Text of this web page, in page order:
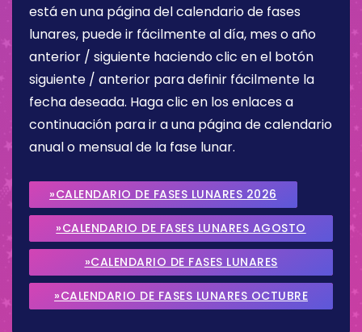
está en una página del calendario de fases
lunares, puede ir fácilmente al día, mes o año
anterior / siguiente haciendo clic en el botón
siguiente / anterior para definir fácilmente la
fecha deseada. Haga clic en los enlaces a
continuación para ir a una página de calendario
anual o mensual de la fase lunar.
»CALENDARIO DE FASES LUNARES 2026
»CALENDARIO DE FASES LUNARES AGOSTO
2026
»CALENDARIO DE FASES LUNARES
SEPTIEMBRE 2026
»CALENDARIO DE FASES LUNARES OCTUBRE